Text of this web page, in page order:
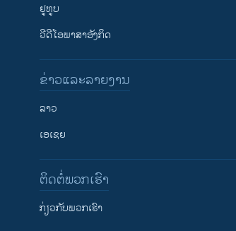
ຢູທູບ
ວີດີໂອພາສາອັງກິດ
ຂ່າວແລະລາຍງານ
ລາວ
ເອເຊຍ
ຕິດຕໍ່ພວກເຮົາ
ກ່ຽວກັບພວກເຮົາ